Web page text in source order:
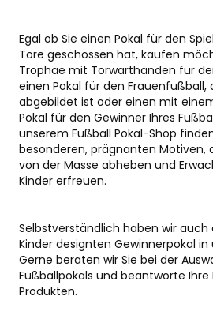
Egal ob Sie einen Pokal für den
Tore geschossen hat, kaufen
Trophäe mit Torwarthänden für
einen Pokal für den Frauenfußball,
abgebildet ist oder einen mit
Pokal für den Gewinner Ihres
unserem Fußball Pokal-Shop
besonderen, prägnanten Motiven,
von der Masse abheben und
Kinder erfreuen.
Selbstverständlich haben wir auch
Kinder designten Gewinnerpokal
Gerne beraten wir Sie bei der
Fußballpokals und beantworte Ihre
Produkten.